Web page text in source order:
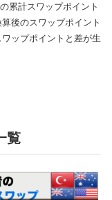
累計スワップポイント
後のスワップポイント
ップポイントと差が生
覧